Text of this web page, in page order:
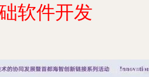
软件开发